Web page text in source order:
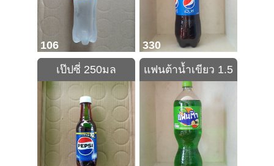
106
330
เป๊ปซี่ 250มล
แฟนต้าน้ำเขียว 1.5